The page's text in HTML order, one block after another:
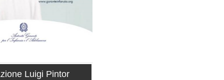
Luigi Pintor